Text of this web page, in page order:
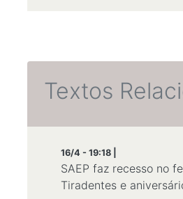
Textos
16/4 - 19:18 |
SAEP faz recesso no
Tiradentes e